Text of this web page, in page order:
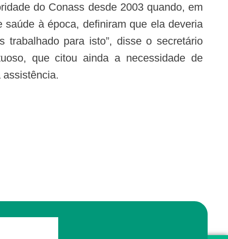
à época, definiram que ela deveria
trabalhado para isto”, disse o secretário
que citou ainda a necessidade de